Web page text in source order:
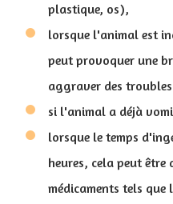
plastique, os),
lorsque l'animal est
peut provoquer une
aggraver des
si l'animal a déjà
lorsque le temps
heures, cela peut être
médicaments tels que